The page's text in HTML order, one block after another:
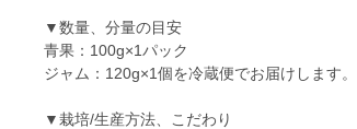
▼数量、分量の目安
青果：100g×1パック
ジャム：120g×1個を冷蔵便でお届けします。
▼栽培/生産方法、こだわり